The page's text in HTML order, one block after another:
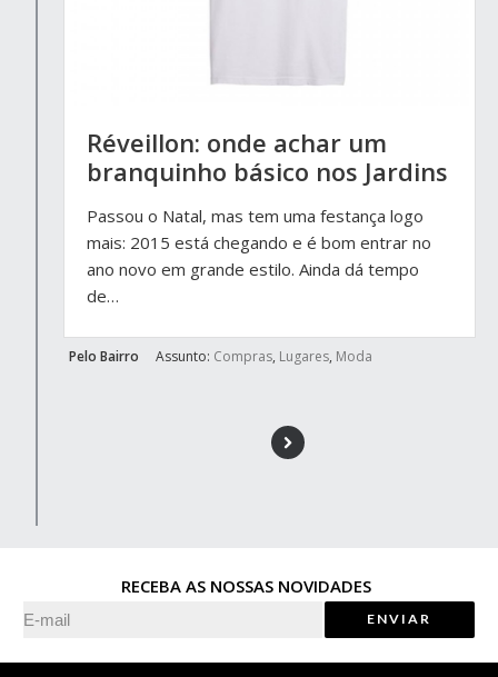
Réveillon: onde achar um
branquinho básico nos Jardins
Passou o Natal, mas tem uma festança logo
mais: 2015 está chegando e é bom entrar no
ano novo em grande estilo. Ainda dá tempo
de…
Pelo Bairro Assunto: Compras, Lugares, Moda
RECEBA AS NOSSAS NOVIDADES